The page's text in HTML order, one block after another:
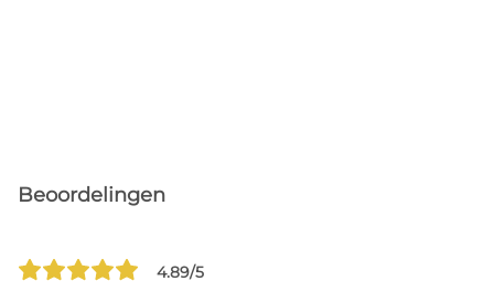
Beoordelingen
4.89/5